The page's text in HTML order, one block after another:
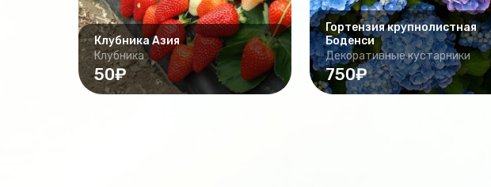
Клубника Азия
Клубника
50₽
Гортензия крупнолистная
Боденси
Декоративные кустарники
750₽